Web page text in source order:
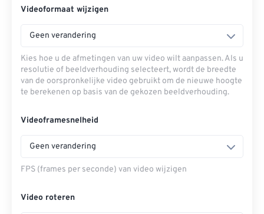
Videoformaat wijzigen
Geen verandering
Kies hoe u de afmetingen van uw video wilt aanpassen. Als u
resolutie of beeldverhouding selecteert, wordt de breedte
van de oorspronkelijke video gebruikt om de nieuwe hoogte
te berekenen op basis van de gekozen beeldverhouding.
Videoframesnelheid
Geen verandering
FPS (frames per seconde) van video wijzigen
Video roteren